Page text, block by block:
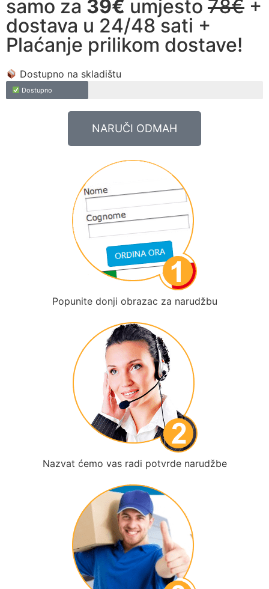
samo za 39€ umjesto 78€ +
dostava u 24/48 sati +
Plaćanje prilikom dostave!
Dostupno na skladištu
Dostupno
NARUČI ODMAH
Popunite donji obrazac za narudžbu
Nazvat ćemo vas radi potvrde narudžbe